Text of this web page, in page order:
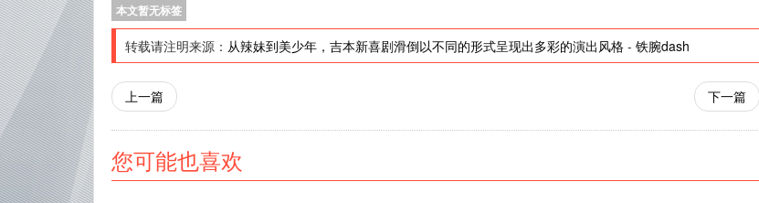
本文暂无标签
转载请注明来源： 从辣妹到美少年，吉本新喜剧滑倒以不同的形式呈现出多彩的演出风格 - 铁腕dash
上一篇 下一篇
您可能也喜欢